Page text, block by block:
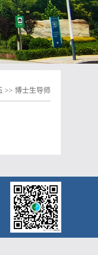
>> 博士生导师